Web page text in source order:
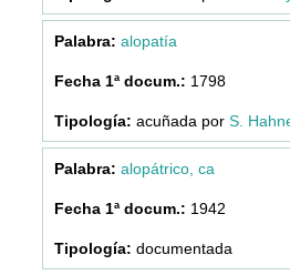
alopatía
1798
acuñada por S.
alopátrico, ca
1942
documentada